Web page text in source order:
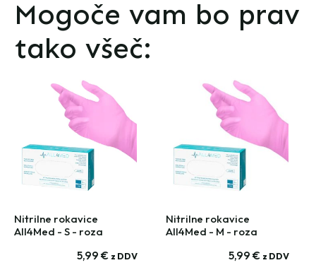
Mogoče vam bo prav
tako všeč:
Nitrilne rokavice
All4Med - S - roza
5,99€ z DDV
Nitrilne rokavice
All4Med - M - roza
5,99€ z DDV